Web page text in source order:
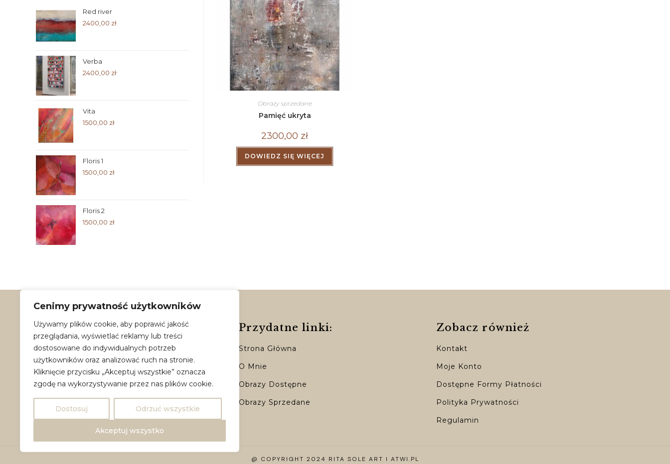
Cenimy prywatność użytkowników
Używamy plików cookie, aby poprawić jakość
przeglądania, wyświetlać reklamy lub treści
dostosowane do indywidualnych potrzeb
użytkowników oraz analizować ruch na stronie.
Kliknięcie przycisku „Akceptuj wszystkie” oznacza
zgodę na wykorzystywanie przez nas plików cookie.
Dostosuj Odrzuć wszystkie
Akceptuj wszystko
Obrazy sprzedane
Pamięć ukryta
2300,00 zł
DOWIEDZ SIĘ WIĘCEJ
Red river
2400,00 zł
Verba
2400,00 zł
Vita
1500,00 zł
Floris 1
1500,00 zł
Floris 2
1500,00 zł
Dane kontaktowe:
ritasoleart@mail.com
Instagram
Facebook
TikTok
Przydatne linki:
Strona Główna
O Mnie
Obrazy Dostępne
Obrazy Sprzedane
Zobacz również
Kontakt
Moje Konto
Dostępne Formy Płatności
Polityka Prywatności
Regulamin
@ COPYRIGHT 2024 RITA SOLE ART I ATWI.PL